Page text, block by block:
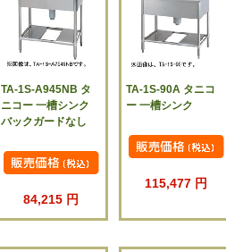
TA-1S-A945NB タ
ニコー 一槽シンク
バックガードなし
84,215 円
TA-1S-90A タニコ
ー 一槽シンク
115,477 円